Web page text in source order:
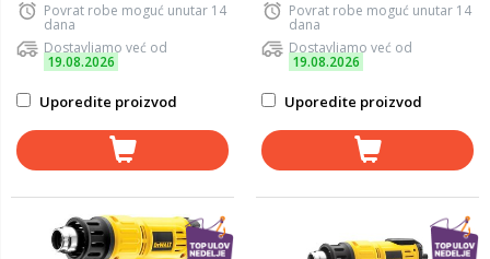
Povrat robe moguć unutar 14
dana
Dostavljamo već od
19.08.2026
Uporedite proizvod
Povrat robe moguć unutar 14
dana
Dostavljamo već od
19.08.2026
Uporedite proizvod